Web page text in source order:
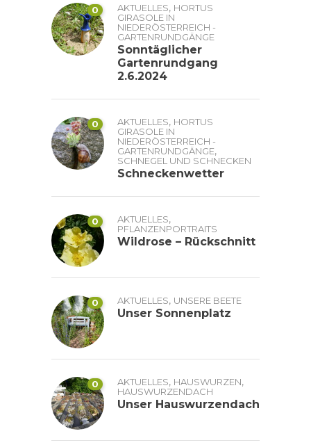
0 AKTUELLES, HORTUS
GIRASOLE IN
NIEDERÖSTERREICH -
GARTENRUNDGÄNGE
Sonntäglicher
Gartenrundgang
2.6.2024
0 AKTUELLES, HORTUS
GIRASOLE IN
NIEDERÖSTERREICH -
GARTENRUNDGÄNGE,
SCHNEGEL UND SCHNECKEN
Schneckenwetter
0 AKTUELLES,
PFLANZENPORTRAITS
Wildrose – Rückschnitt
0 AKTUELLES, UNSERE BEETE
Unser Sonnenplatz
0 AKTUELLES, HAUSWURZEN,
HAUSWURZENDACH
Unser Hauswurzendach